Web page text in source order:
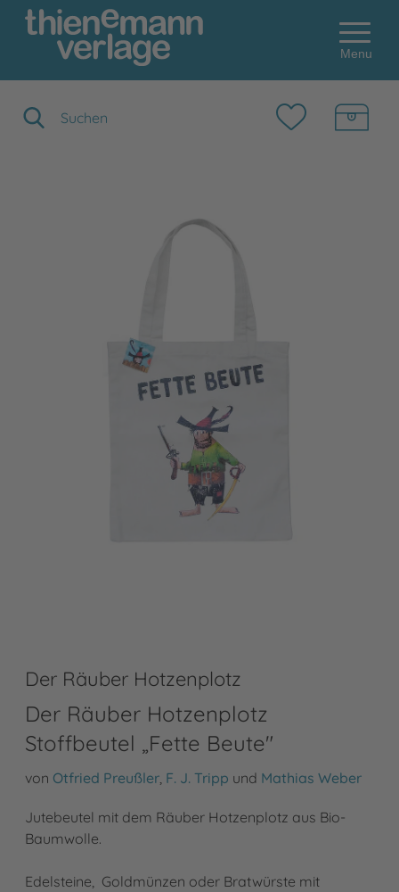
Menu
Der Räuber Hotzenplotz
Der Räuber Hotzenplotz
Stoffbeutel „Fette Beute"
von Otfried Preußler, F. J. Tripp und Mathias Weber
Jutebeutel mit dem Räuber Hotzenplotz aus Bio-
Baumwolle.
Edelsteine, Goldmünzen oder Bratwürste mit